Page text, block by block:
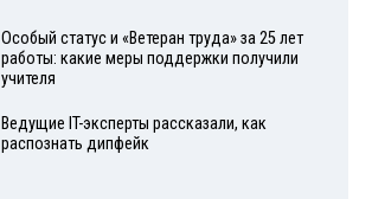
Особый статус и «Ветеран труда» за 25 лет
работы: какие меры поддержки получили
учителя
Ведущие IT-эксперты рассказали, как
распознать дипфейк